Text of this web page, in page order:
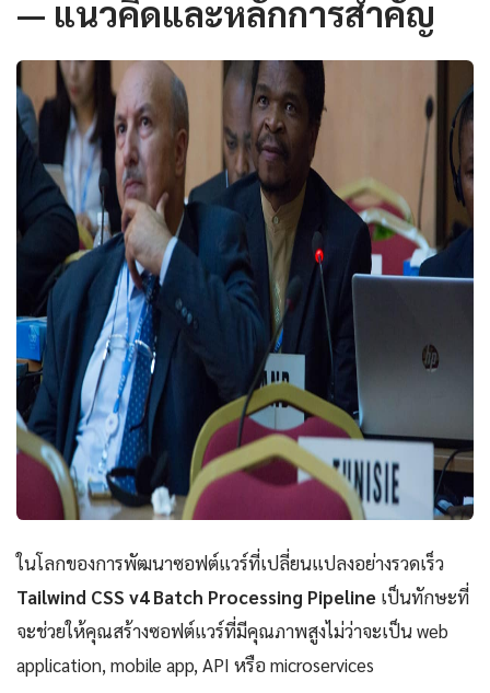
— แนวคิดและหลักการสำคัญ
ในโลกของการพัฒนาซอฟต์แวร์ที่เปลี่ยนแปลงอย่างรวดเร็ว
Tailwind CSS v4 Batch Processing Pipeline เป็นทักษะที่
จะช่วยให้คุณสร้างซอฟต์แวร์ที่มีคุณภาพสูงไม่ว่าจะเป็น web
application, mobile app, API หรือ microservices